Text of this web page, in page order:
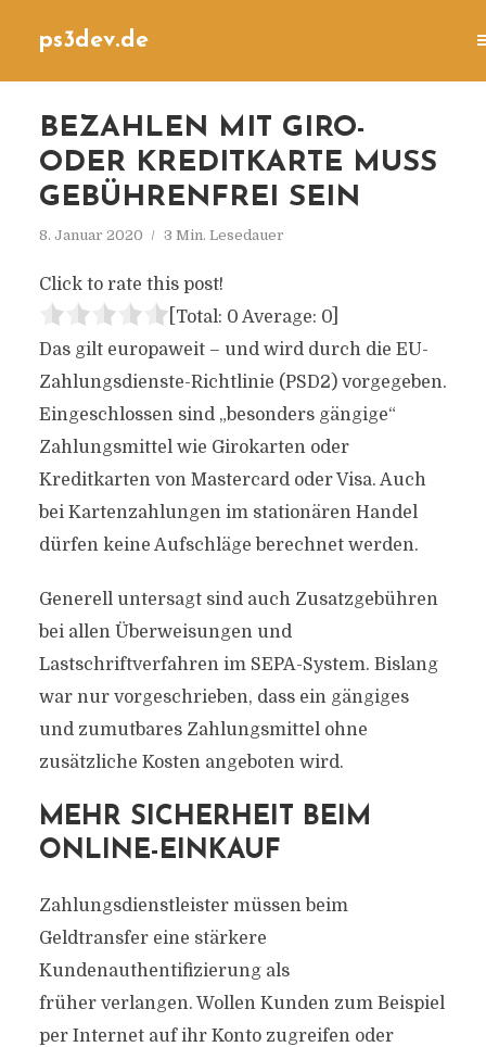
ps3dev.de
BEZAHLEN MIT GIRO-
ODER KREDITKARTE MUSS
GEBÜHRENFREI SEIN
8. Januar 2020 3 Min. Lesedauer
Click to rate this post!
[Total: 0 Average: 0]
Das gilt europaweit – und wird durch die EU-
Zahlungsdienste-Richtlinie (PSD2) vorgegeben.
Eingeschlossen sind „besonders gängige“
Zahlungsmittel wie Girokarten oder
Kreditkarten von Mastercard oder Visa. Auch
bei Kartenzahlungen im stationären Handel
dürfen keine Aufschläge berechnet werden.
Generell untersagt sind auch Zusatzgebühren
bei allen Überweisungen und
Lastschriftverfahren im SEPA-System. Bislang
war nur vorgeschrieben, dass ein gängiges
und zumutbares Zahlungsmittel ohne
zusätzliche Kosten angeboten wird.
MEHR SICHERHEIT BEIM
ONLINE-EINKAUF
Zahlungsdienstleister müssen beim
Geldtransfer eine stärkere
Kundenauthentifizierung als
früher verlangen. Wollen Kunden zum Beispiel
per Internet auf ihr Konto zugreifen oder